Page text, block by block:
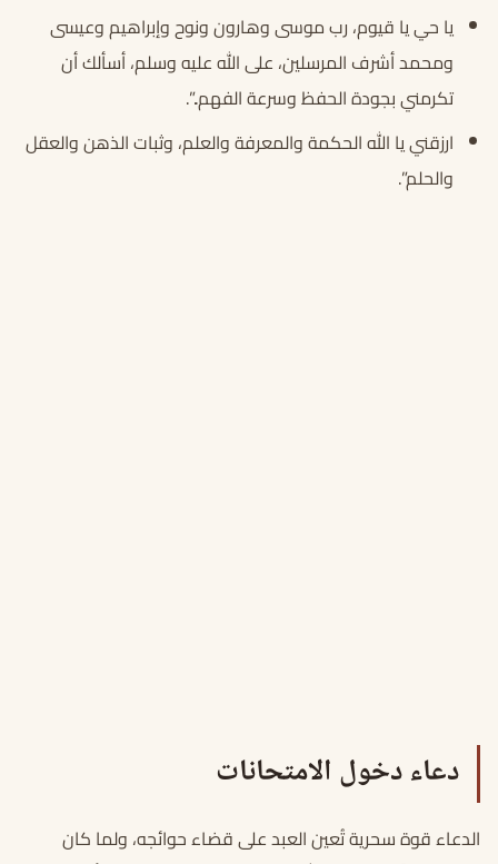
يا حي يا قيوم، رب موسى وهارون ونوح وإبراهيم وعيسى
ومحمد أشرف المرسلين، على الله عليه وسلم، أسألك أن
تكرمني بجودة الحفظ وسرعة الفهم..”.
ارزقني يا الله الحكمة والمعرفة والعلم، وثبات الذهن والعقل
والحلم”.
دعاء دخول الامتحانات
الدعاء قوة سحرية تُعين العبد على قضاء حوائجه، ولما كان